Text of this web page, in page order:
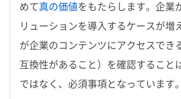
めて真の価値をもたらします。企業
リューションを導入するケースが増
が企業のコンテンツにアクセスでき
互換性があること）を確認すること
ではなく、必須事項となっています。